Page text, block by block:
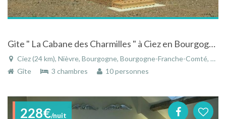
Gite " La Cabane des Charmilles " à Ciez en Bourgogne avec vue sur la campagne
Ciez (24 km), Nièvre, Bourgogne, Bourgogne-Franche-Comté, France
Gîte
3 chambres 10 personnes
228€/nuit